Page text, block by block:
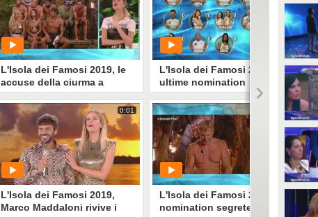
L'Isola dei Famosi 2019, le
accuse della ciurma a
Marco Maddaloni
PLAY
1095• diMediaset
0:01
L'Isola dei Famosi 2019,
Marco Maddaloni rivive i
L'Isola dei Famosi 2019, le
ultime nomination
PLAY
657 • di Mediaset
0:01
L'Isola dei Famosi 2019, le
nomination segrete